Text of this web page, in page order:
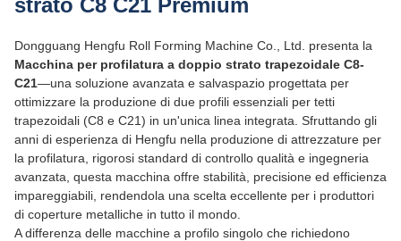
strato C8 C21 Premium
Dongguang Hengfu Roll Forming Machine Co., Ltd. presenta la
Macchina per profilatura a doppio strato trapezoidale C8-
C21—una soluzione avanzata e salvaspazio progettata per
ottimizzare la produzione di due profili essenziali per tetti
trapezoidali (C8 e C21) in un'unica linea integrata. Sfruttando gli
anni di esperienza di Hengfu nella produzione di attrezzature per
la profilatura, rigorosi standard di controllo qualità e ingegneria
avanzata, questa macchina offre stabilità, precisione ed efficienza
impareggiabili, rendendola una scelta eccellente per i produttori
di coperture metalliche in tutto il mondo.
A differenza delle macchine a profilo singolo che richiedono